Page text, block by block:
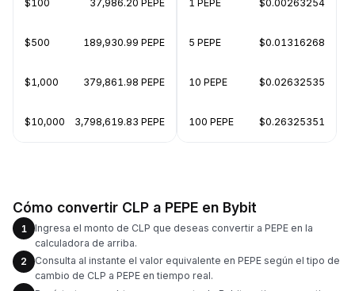
$100 37,986.20 PEPE
$500 189,930.99 PEPE
$1,000 379,861.98 PEPE
$10,000 3,798,619.83 PEPE
1 PEPE $0.00263254
5 PEPE $0.01316268
10 PEPE $0.02632535
100 PEPE $0.26325351
Cómo convertir CLP a PEPE en Bybit
1
Ingresa el monto de CLP que deseas convertir a PEPE en la
calculadora de arriba.
2
Consulta al instante el valor equivalente en PEPE según el tipo de
cambio de CLP a PEPE en tiempo real.